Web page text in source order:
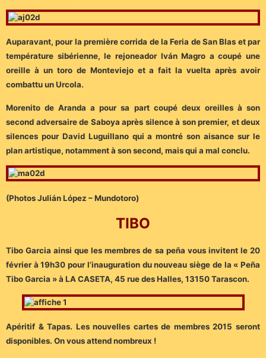
Auparavant, pour la première corrida de la Feria de San Blas et par
température sibérienne, le rejoneador Iván Magro a coupé une
oreille à un toro de Monteviejo et a fait la vuelta après avoir
combattu un Urcola.
Morenito de Aranda a pour sa part coupé deux oreilles à son
second adversaire de Saboya après silence à son premier, et deux
silences pour David Luguillano qui a montré son aisance sur le
plan artistique, notamment à son second, mais qui a mal conclu.
(Photos Julián López – Mundotoro)
TIBO
Tibo Garcia ainsi que les membres de sa peña vous invitent le 20
février à 19h30 pour l’inauguration du nouveau siège de la « Peña
Tibo Garcia » à LA CASETA, 45 rue des Halles, 13150 Tarascon.
Apéritif & Tapas. Les nouvelles cartes de membres 2015 seront
disponibles. On vous attend nombreux !